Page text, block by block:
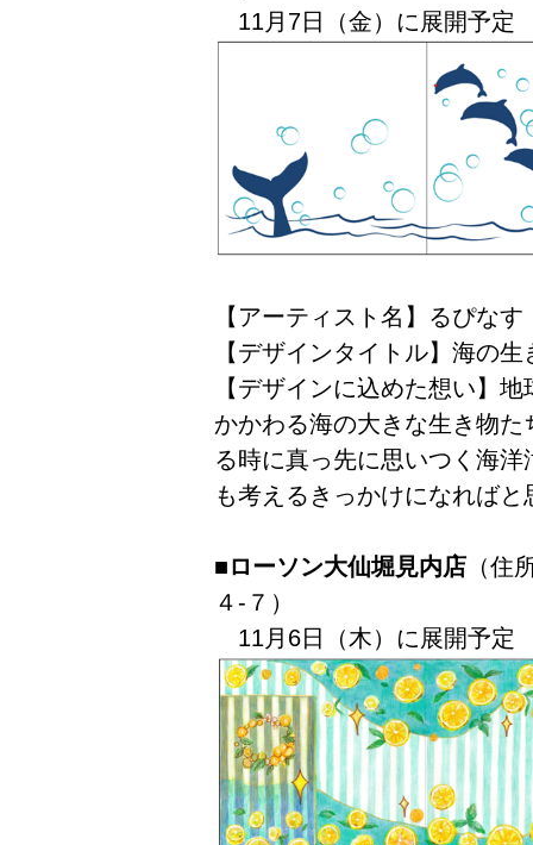
11月7日（金）に展開予定
【アーティスト名】るぴなす
【デザインタイトル】海の生
【デザインに込めた想い】
かかわる海の大きな生き物
る時に真っ先に思いつく海
も考えるきっかけになれば
■ローソン大仙堀見内店 （住
４‐７）
11月6日（木）に展開予定